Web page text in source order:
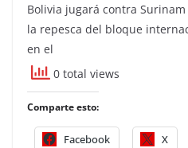
Bolivia jugará contra
la repesca del bloque
en el
0 total views
Comparte esto:
Facebook X